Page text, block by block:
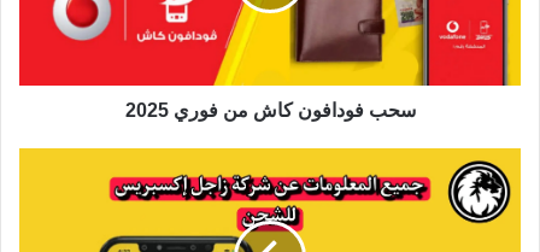
سحب فودافون كاش من فوري 2025